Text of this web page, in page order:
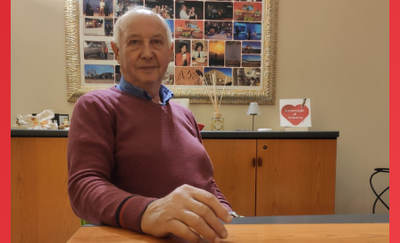
Le testimonianze Club di Più
La fondatrice Valeria Pilla
Annunci Donne
Agenzia matrimoniale Club di Più
Love Notebook
Il libro Donna di Cuori
Quanto costa Club di Più
Love Academy